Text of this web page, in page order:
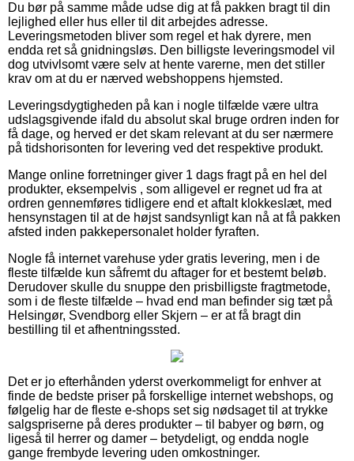
Du bør på samme måde udse dig at få pakken bragt til din
lejlighed eller hus eller til dit arbejdes adresse.
Leveringsmetoden bliver som regel et hak dyrere, men
endda ret så gnidningsløs. Den billigste leveringsmodel vil
dog utvivlsomt være selv at hente varerne, men det stiller
krav om at du er nærved webshoppens hjemsted.
Leveringsdygtigheden på kan i nogle tilfælde være ultra
udslagsgivende ifald du absolut skal bruge ordren inden for
få dage, og herved er det skam relevant at du ser nærmere
på tidshorisonten for levering ved det respektive produkt.
Mange online forretninger giver 1 dags fragt på en hel del
produkter, eksempelvis , som alligevel er regnet ud fra at
ordren gennemføres tidligere end et aftalt klokkeslæt, med
hensynstagen til at de højst sandsynligt kan nå at få pakken
afsted inden pakkepersonalet holder fyraften.
Nogle få internet varehuse yder gratis levering, men i de
fleste tilfælde kun såfremt du aftager for et bestemt beløb.
Derudover skulle du snuppe den prisbilligste fragtmetode,
som i de fleste tilfælde – hvad end man befinder sig tæt på
Helsingør, Svendborg eller Skjern – er at få bragt din
bestilling til et afhentningssted.
Det er jo efterhånden yderst overkommeligt for enhver at
finde de bedste priser på forskellige internet webshops, og
følgelig har de fleste e-shops set sig nødsaget til at trykke
salgspriserne på deres produkter – til babyer og børn, og
ligeså til herrer og damer – betydeligt, og endda nogle
gange frembyde levering uden omkostninger.